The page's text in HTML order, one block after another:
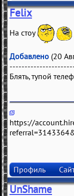
Felix
На стоу
Добавлено (20
Блять, тупой
https://
Профиль
UnShame